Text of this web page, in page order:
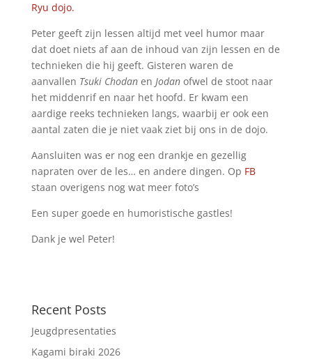
Ryu dojo.
Peter geeft zijn lessen altijd met veel humor maar
dat doet niets af aan de inhoud van zijn lessen en de
technieken die hij geeft. Gisteren waren de
aanvallen Tsuki Chodanen Jodanofwel de stoot naar
het middenrif en naar het hoofd. Er kwam een
aardige reeks technieken langs, waarbij er ook een
aantal zaten die je niet vaak ziet bij ons in de dojo.
Aansluiten was er nog een drankje en gezellig
napraten over de les… en andere dingen. Op FB
staan overigens nog wat meer foto’s
Een super goede en humoristische gastles!
Dank je wel Peter!
Recent Posts
Jeugdpresentaties
Kagami biraki 2026